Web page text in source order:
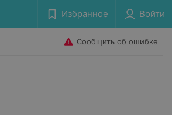
Избранное Войти
Сообщить об ошибке